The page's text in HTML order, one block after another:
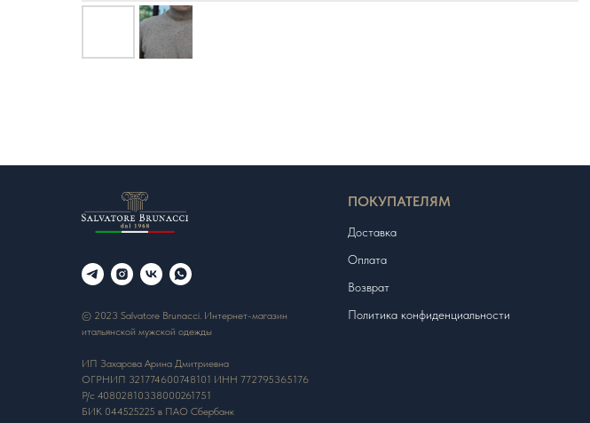
© 2023 Salvatore Brunacci. Интернет-магазин
итальянской мужской одежды
ИП Захарова Арина Дмитриевна
ОГРНИП 321774600748101 ИНН 772795365176
Р/с 40802810338000261751
БИК 044525225 в ПАО Сбербанк
ПОКУПАТЕЛЯМ
Доставка
Оплата
Возврат
Политика конфиденциальности